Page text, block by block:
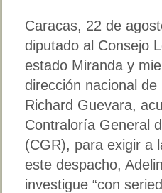
Caracas, 22 de
diputado al Consejo
estado Miranda y
dirección nacional
Richard Guevara,
Contraloría General
(CGR), para exigir a
este despacho,
investigue “con